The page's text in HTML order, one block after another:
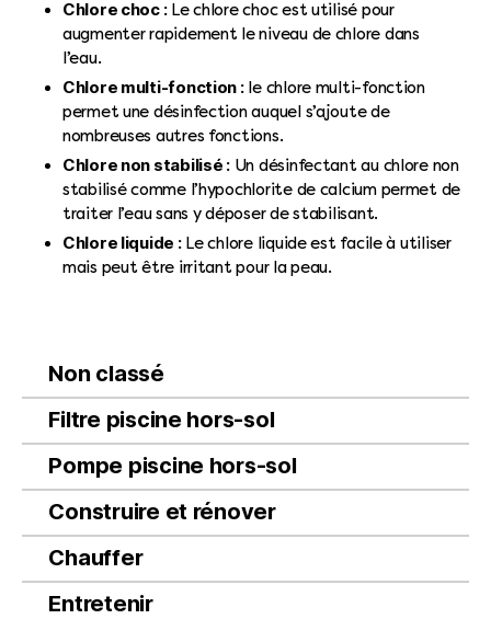
Chlore choc :Le chlore choc est utilisé pour
augmenter rapidement le niveau de chlore dans
l’eau.
Chlore multi-fonction :le chlore multi-fonction
permet une désinfection auquel s’ajoute de
nombreuses autres fonctions.
Chlore non stabilisé :Un désinfectant au chlore non
stabilisé comme l’hypochlorite de calcium permet de
traiter l’eau sans y déposer de stabilisant.
Chlore liquide :Le chlore liquide est facile à utiliser
mais peut être irritant pour la peau.
Non classé
Filtre piscine hors-sol
Pompe piscine hors-sol
Construire et rénover
Chauffer
Entretenir